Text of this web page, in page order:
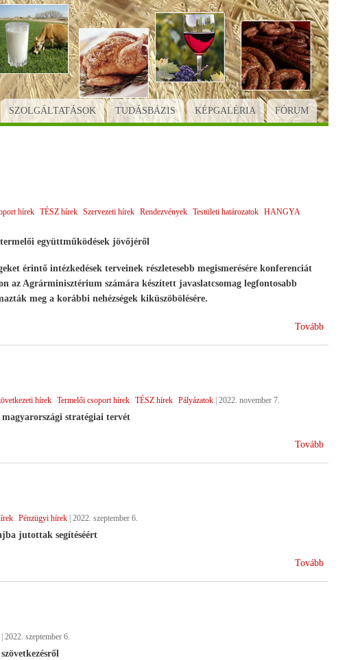
SZOLGÁLTATÁSOK TUDÁSBÁZIS KÉPGALÉRIA FÓRUM
hírek TÉSZ hírek Szervezeti hírek Rendezvények Testületi határozatok
HANGYA
együttműködések jövőjéről
érintő intézkedések terveinek részletesebb megismerésére konferenciát
az Agrárminisztérium számára készített javaslatcsomag legfontosabb
meg a korábbi nehézségek kiküszöbölésére.
Tovább
hírek Termelői csoport hírek TÉSZ hírek Pályázatok | 2022. november 7.
stratégiai tervét
Tovább
Pénzügyi hírek 2022. szeptember 6.
jutottak segítéséért
Tovább
2022. szeptember 6.